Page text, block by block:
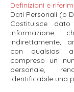
Definizioni e
Dati Personali (o
Costituisce
informazione
indirettamente,
con qualsiasi
compreso un
personale,
identificabile una